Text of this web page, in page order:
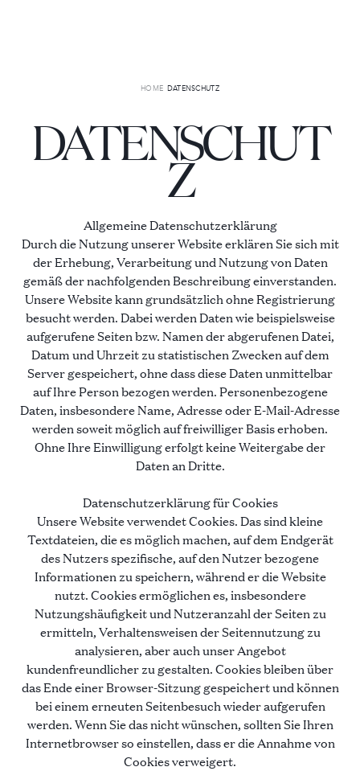
Detailsuche
Gründe mit uns zu buchen
Über uns
Unsere Geschichte
Services erklärt
Weihnachts-
Favoriten
28 VILLEN ZU VERMIETEN
Ultra Luxus
16 VILLEN ZU VERMIETEN
HOME DATENSCHUTZ
DATENSCHUT
Z
Allgemeine Datenschutzerklärung
Durch die Nutzung unserer Website erklären Sie sich mit
der Erhebung, Verarbeitung und Nutzung von Daten
gemäß der nachfolgenden Beschreibung einverstanden.
Unsere Website kann grundsätzlich ohne Registrierung
besucht werden. Dabei werden Daten wie beispielsweise
aufgerufene Seiten bzw. Namen der abgerufenen Datei,
Datum und Uhrzeit zu statistischen Zwecken auf dem
Server gespeichert, ohne dass diese Daten unmittelbar
auf Ihre Person bezogen werden. Personenbezogene
Daten, insbesondere Name, Adresse oder E-Mail-Adresse
werden soweit möglich auf freiwilliger Basis erhoben.
Ohne Ihre Einwilligung erfolgt keine Weitergabe der
Daten an Dritte.
Datenschutzerklärung für Cookies
Unsere Website verwendet Cookies. Das sind kleine
Textdateien, die es möglich machen, auf dem Endgerät
des Nutzers spezifische, auf den Nutzer bezogene
Informationen zu speichern, während er die Website
nutzt. Cookies ermöglichen es, insbesondere
Nutzungshäufigkeit und Nutzeranzahl der Seiten zu
ermitteln, Verhaltensweisen der Seitennutzung zu
analysieren, aber auch unser Angebot
kundenfreundlicher zu gestalten. Cookies bleiben über
das Ende einer Browser-Sitzung gespeichert und können
bei einem erneuten Seitenbesuch wieder aufgerufen
werden. Wenn Sie das nicht wünschen, sollten Sie Ihren
Internetbrowser so einstellen, dass er die Annahme von
Cookies verweigert.